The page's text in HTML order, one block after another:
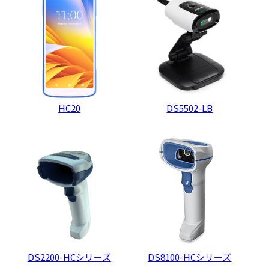
HC20 DS5502-LB
DS2200-HCシリーズ DS8100-HCシリーズ